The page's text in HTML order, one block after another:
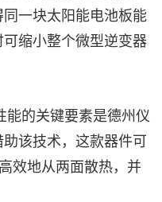
一块太阳能电池板能
缩小整个微型逆变器
的关键要素是德州仪
该技术，这款器件可
效地从两面散热，并